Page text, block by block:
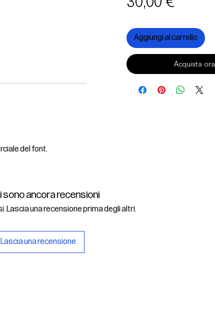
del font.
Aggiungi al carrello
Acquista ora
sono ancora recensioni
Lascia una recensione prima degli altri.
Lascia una recensione